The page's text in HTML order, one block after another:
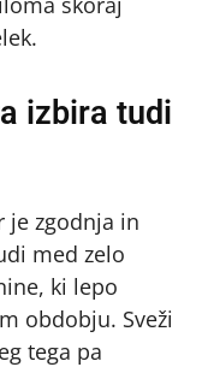
izbira tudi
je zgodnja in
med zelo
ki lepo
obdobju. Sveži
tega pa